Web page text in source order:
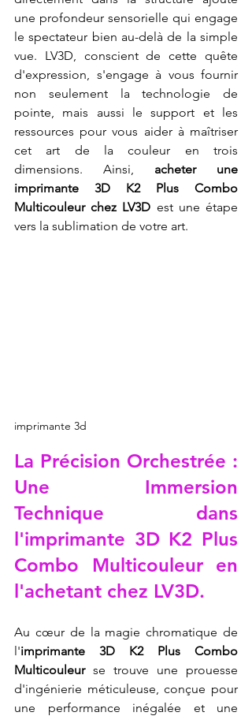
une profondeur sensorielle qui engage
le spectateur bien au-delà de la simple
vue. LV3D, conscient de cette quête
d'expression, s'engage à vous fournir
non seulement la technologie de
pointe, mais aussi le support et les
ressources pour vous aider à maîtriser
cet art de la couleur en trois
dimensions. Ainsi, acheter une
imprimante 3D K2 Plus Combo
Multicouleur chez LV3D est une étape
vers la sublimation de votre art.
imprimante 3d
La Précision Orchestrée :
Une Immersion
Technique dans
l'imprimante 3D K2 Plus
Combo Multicouleur en
l'achetant chez LV3D.
Au cœur de la magie chromatique de
l'imprimante 3D K2 Plus Combo
Multicouleur se trouve une prouesse
d'ingénierie méticuleuse, conçue pour
une performance inégalée et une